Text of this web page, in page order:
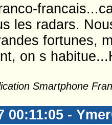
les radars.
fortunes,
on s
Smartphone
00:11:05 -